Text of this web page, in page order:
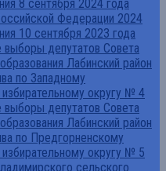
8 сентября 2024 года
Федерации 2024
10 сентября 2023 года
выборы депутатов Совета
Лабинский район
по Западному
округу № 4
выборы депутатов Совета
Лабинский район
по Предгорненскому
округу № 5
сельского